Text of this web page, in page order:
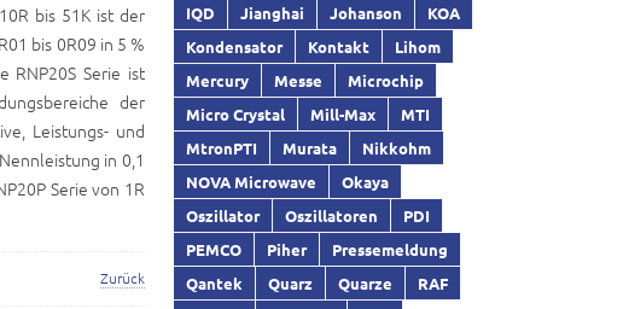
bis 51K ist der
bis 0R09 in 5 %
RNP20S Serie ist
der
Leistungs- und
in 0,1
Serie von 1R
Zurück
IQD
Jianghai Johanson
KOA
Kondensator
Kontakt
Lihom
Mercury
Messe
Microchip
Micro Crystal
Mill-Max
MTI
MtronPTI
Murata
Nikkohm
NOVA Microwave
Okaya
Oszillator
Oszillatoren
PDI
PEMCO
Piher
Pressemeldung
Qantek
Quarz Quarze
RAF